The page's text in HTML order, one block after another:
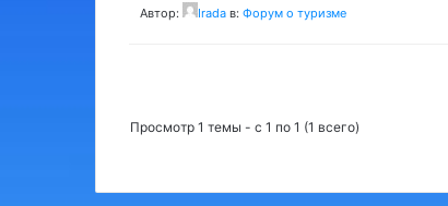
Автор: Irada в: Форум о туризме
Просмотр 1 темы - с 1 по 1 (1 всего)